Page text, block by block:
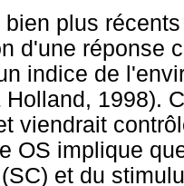
bien plus
d'une réponse
indice de
Holland, 1998).
viendrait
OS implique
et du